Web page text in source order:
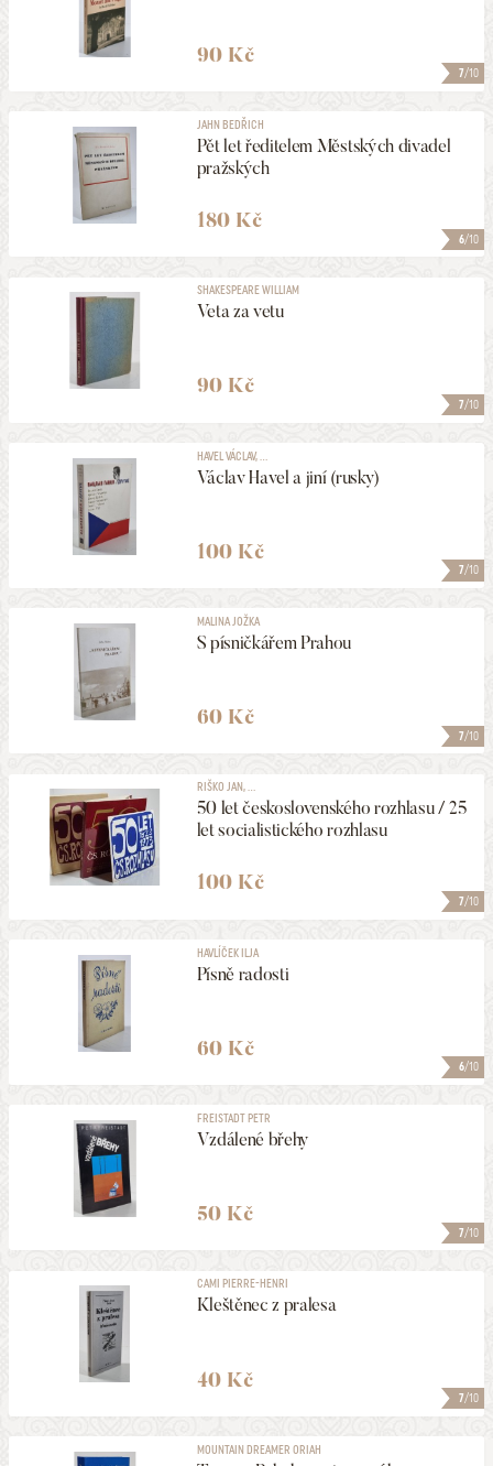
7/10
90 Kč
6/10
JAHN BEDŘICH
Pět let ředitelem Městských divadel
pražských
180 Kč
7/10
SHAKESPEARE WILLIAM
Veta za vetu
90 Kč
7/10
HAVEL VÁCLAV, ...
Václav Havel a jiní (rusky)
100 Kč
7/10
MALINA JOŽKA
S písničkářem Prahou
60 Kč
7/10
RIŠKO JAN, ...
50 let československého rozhlasu / 25
let socialistického rozhlasu
100 Kč
6/10
HAVLÍČEK ILJA
Písně radosti
60 Kč
7/10
FREISTADT PETR
Vzdálené břehy
50 Kč
7/10
CAMI PIERRE-HENRI
Kleštěnec z pralesa
40 Kč
MOUNTAIN DREAMER ORIAH